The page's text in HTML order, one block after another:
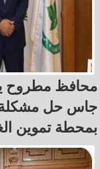
محافظ مطروح
جاس حل مشكلة
بمحطة تموين